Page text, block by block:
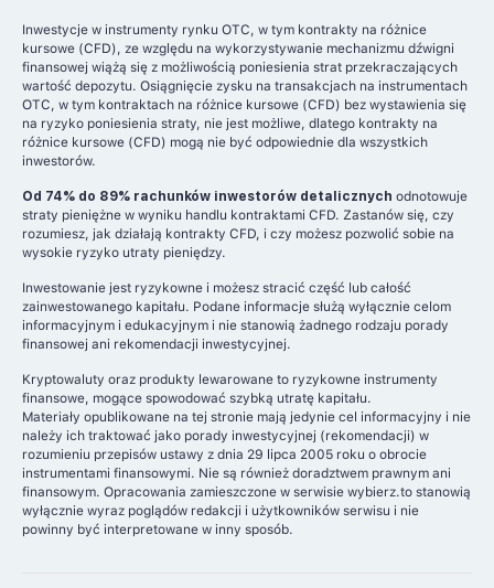
Inwestycje w instrumenty rynku OTC, w tym kontrakty na różnice
kursowe (CFD), ze względu na wykorzystywanie mechanizmu dźwigni
finansowej wiążą się z możliwością poniesienia strat przekraczających
wartość depozytu. Osiągnięcie zysku na transakcjach na instrumentach
OTC, w tym kontraktach na różnice kursowe (CFD) bez wystawienia się
na ryzyko poniesienia straty, nie jest możliwe, dlatego kontrakty na
różnice kursowe (CFD) mogą nie być odpowiednie dla wszystkich
inwestorów.
Od 74% do 89% rachunków inwestorów detalicznych odnotowuje
straty pieniężne w wyniku handlu kontraktami CFD. Zastanów się, czy
rozumiesz, jak działają kontrakty CFD, i czy możesz pozwolić sobie na
wysokie ryzyko utraty pieniędzy.
Inwestowanie jest ryzykowne i możesz stracić część lub całość
zainwestowanego kapitału. Podane informacje służą wyłącznie celom
informacyjnym i edukacyjnym i nie stanowią żadnego rodzaju porady
finansowej ani rekomendacji inwestycyjnej.
Kryptowaluty oraz produkty lewarowane to ryzykowne instrumenty
finansowe, mogące spowodować szybką utratę kapitału.
Materiały opublikowane na tej stronie mają jedynie cel informacyjny i nie
należy ich traktować jako porady inwestycyjnej (rekomendacji) w
rozumieniu przepisów ustawy z dnia 29 lipca 2005 roku o obrocie
instrumentami finansowymi. Nie są również doradztwem prawnym ani
finansowym. Opracowania zamieszczone w serwisie wybierz.to stanowią
wyłącznie wyraz poglądów redakcji i użytkowników serwisu i nie
powinny być interpretowane w inny sposób.